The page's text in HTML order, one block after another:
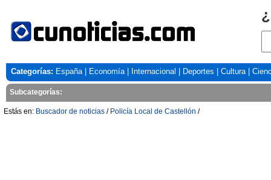
Categorías: España| Economía| Internacional Deportes Cultura|
Subcategorías:
Estás en: Buscador de noticias / Policía Local de Castellón /